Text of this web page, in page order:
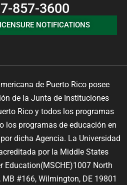
857-3600
NOTIFICATIONS
de Puerto Rico posee
de la Junta de Instituciones
Rico y todos los programas
los programas de educación en
dicha Agencia. La Universidad
por la Middle States
Education(MSCHE)1007 North
#166, Wilmington, DE 19801